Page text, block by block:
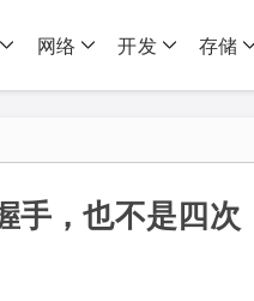
网络 开发 存储
手，也不是四次